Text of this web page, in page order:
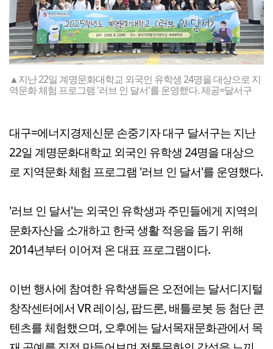
▲지난 22일 계명문화대학교 외국인 유학생 24명을 대상으로 지
역문화 체험 프로그램 '러브 인 달서'를 운영했다. 제공=달서구
대구=에너지경제신문 손중기자 대구 달서구는 지난
22일 계명문화대학교 외국인 유학생 24명을 대상으
로 지역문화 체험 프로그램 '러브 인 달서'를 운영했다.
'러브 인 달서'는 외국인 유학생과 주민들에게 지역의
문화자산을 소개하고 한국 생활 적응을 돕기 위해
2014년부터 이어져 온 대표 프로그램이다.
이번 행사에 참여한 유학생들은 오전에는 달서디지털
창작센터에서 VR 레이싱, 팝드론, 배틀로봇 등 첨단 콘
텐츠를 체험했으며, 오후에는 달서목재문화관에서 목